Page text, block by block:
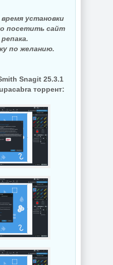
установки
посетить сайт
по желанию.
Snagit 25.3.1
торрент: